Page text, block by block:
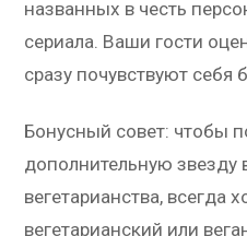
названных в честь
сериала. Ваши гости
сразу почувствуют себя
Бонусный совет: чтобы
дополнительную звезду
вегетарианства, всегда
вегетарианский или